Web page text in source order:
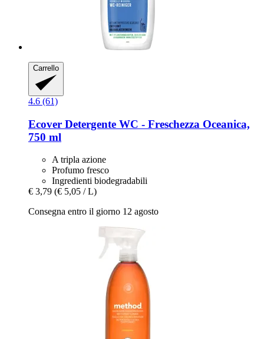
Carrello
4.6 (61)
Ecover Detergente WC -​ Freschezza Oceanica,
750 ml
A tripla azione
Profumo fresco
Ingredienti biodegradabili
€ 3,79 (€ 5,05 / L)
Consegna entro il giorno 12 agosto